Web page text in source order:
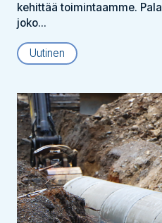
kehittää toimintaamme.
joko...
Uutinen